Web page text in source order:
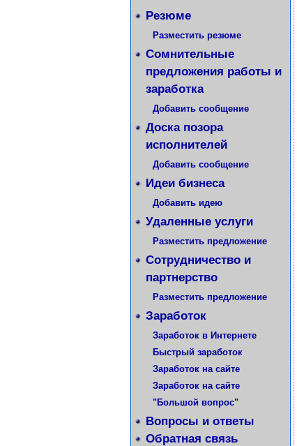
Резюме
Разместить резюме
Сомнительные
предложения работы и
заработка
Добавить сообщение
Доска позора
исполнителей
Добавить сообщение
Идеи бизнеса
Добавить идею
Удаленные услуги
Разместить предложение
Сотрудничество и
партнерство
Разместить предложение
Заработок
Заработок в Интернете
Быстрый заработок
Заработок на сайте
Заработок на сайте
"Большой вопрос"
Вопросы и ответы
Обратная связь